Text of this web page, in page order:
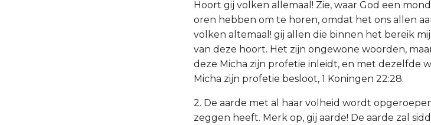
Hoort gij volken allemaal! Zie, waar God een
oren hebben om te horen, omdat het ons allen
volken altemaal! gij allen die binnen het bereik
van deze hoort. Het zijn ongewone woorden,
deze Micha zijn profetie inleidt, en met dezelfde
Micha zijn profetie besloot, 1 Koningen 22:28.
2. De aarde met al haar volheid wordt
zeggen heeft. Merk op, gij aarde! De aarde zal